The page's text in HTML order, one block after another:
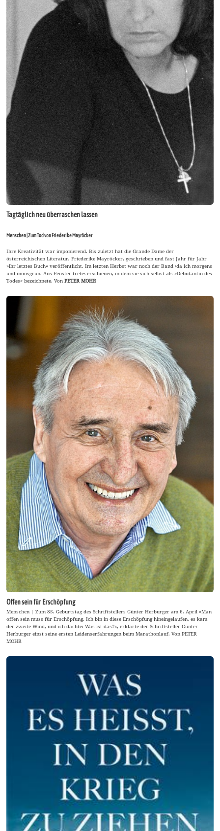
Tagtäglich neu überraschen lassen
Menschen | Zum Tod von Friederike Mayröcker
Ihre Kreativität war imponierend. Bis zuletzt hat die Grande Dame der
österreichischen Literatur, Friederike Mayröcker, geschrieben und fast Jahr für Jahr
»ihr letztes Buch« veröffentlicht. Im letzten Herbst war noch der Band ›da ich morgens
und moosgrün. Ans Fenster trete‹ erschienen, in dem sie sich selbst als »Debütantin des
Todes« bezeichnete. VonPETER MOHR
Offen sein für Erschöpfung
Menschen | Zum 85. Geburtstag des Schriftstellers Günter Herburger am 6. April »Man
offen sein muss für Erschöpfung. Ich bin in diese Erschöpfung hineingelaufen, es kam
der zweite Wind, und ich dachte: Was ist das?«, erklärte der Schriftsteller Günter
Herburger einst seine ersten Leidenserfahrungen beim Marathonlauf. Von PETER
MOHR